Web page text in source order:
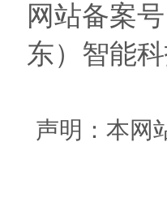
网站备案号
东）智能
声明：本网